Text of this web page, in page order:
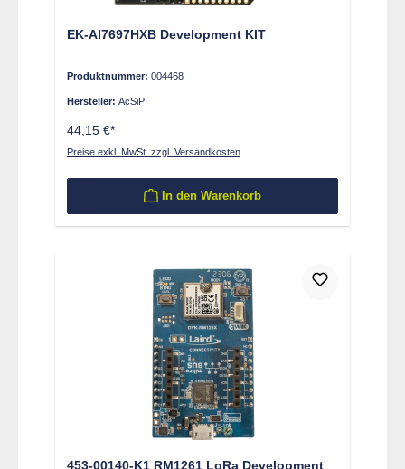
EK-AI7697HXB Development KIT
Produktnummer: 004468
Hersteller: AcSiP
44,15 €*
Preise exkl. MwSt. zzgl. Versandkosten
In den Warenkorb
453-00140-K1 RM1261 LoRa Development